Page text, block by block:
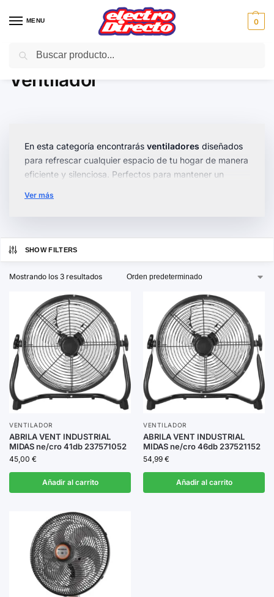
MENU 0
Inicio Climatización / Ventiladores
Ventilador
En esta categoría encontrarás ventiladores diseñados
para refrescar cualquier espacio de tu hogar de manera
eficiente y silenciosa. Perfectos para mantener un
Explora nuestra selección y elige el ventilador que mejor
se adapte a tus necesidades.
Ver más
SHOW FILTERS
Mostrando los 3 resultados
VENTILADOR
ABRILA VENT INDUSTRIAL
MIDAS ne/cro 41db 237571052
45,00 €
Añadir al carrito
VENTILADOR
ABRILA VENT INDUSTRIAL
MIDAS ne/cro 46db 237521152
54,99 €
Añadir al carrito